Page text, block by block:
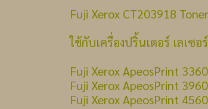
Fuji Xerox CT203918
ใช้กับเครื่องปริ้นเตอร์ เลเซ
Fuji Xerox ApeosPrint 3360
Fuji Xerox ApeosPrint 3960
Fuji Xerox ApeosPrint 4560